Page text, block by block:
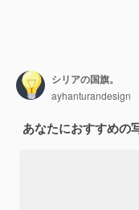
シリアの国旗。
ayhanturandesign
あなたにおすすめの